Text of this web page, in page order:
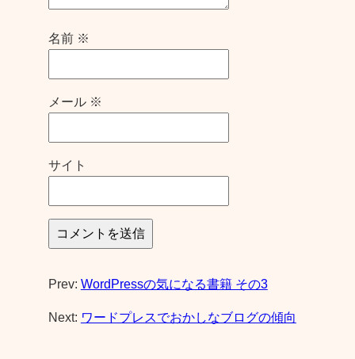
名前 ※
メール ※
サイト
Prev: WordPressの気になる書籍 その3
Next: ワードプレスでおかしなブログの傾向